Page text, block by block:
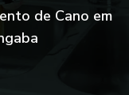
de Cano em